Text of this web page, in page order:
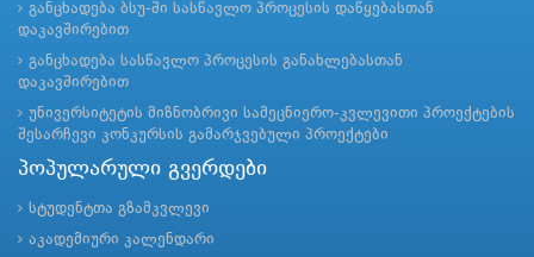
განცხადება ბსუ-ში სასწავლო პროცესის დაწყებასთან
დაკავშირებით
განცხადება სასწავლო პროცესის განახლებასთან
დაკავშირებით
უნივერსიტეტის მიზნობრივი სამეცნიერო-კვლევითი პროექტების
შესარჩევი კონკურსის გამარჯვებული პროექტები
პოპულარული გვერდები
სტუდენტთა გზამკვლევი
აკადემიური კალენდარი